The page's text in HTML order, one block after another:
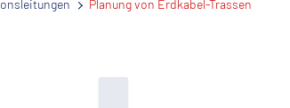
Planung von Erdkabel-Trassen